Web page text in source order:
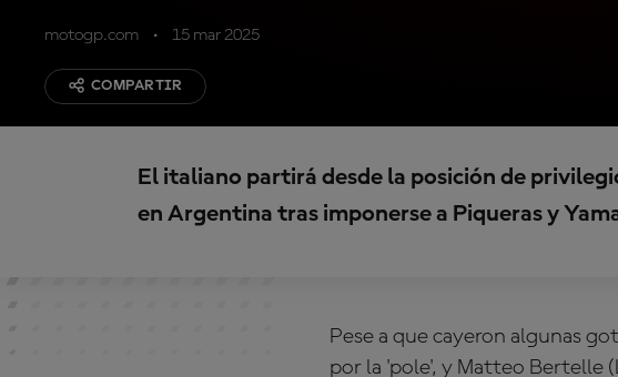
motogp.com 15 mar 2025
COMPARTIR
El italiano partirá desde la posición de
en Argentina tras imponerse a Piqueras y
Pese a que cayeron algunas
por la 'pole', y Matteo Bertelle